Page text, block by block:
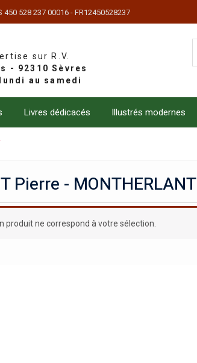
450 528 237 00016 - FR12450528237
sur R.V.
Livres dédicacés Illustrés modernes
Pierre - MONTHERLANT
produit ne correspond à votre sélection.